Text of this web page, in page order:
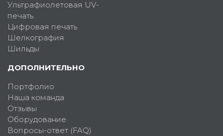
Ультрафиолетовая UV-
печать
Цифровая печать
Шелкография
Шильды
ДОПОЛНИТЕЛЬНО
Портфолио
Наша команда
Отзывы
Оборудование
Вопросы-ответ (FAQ)